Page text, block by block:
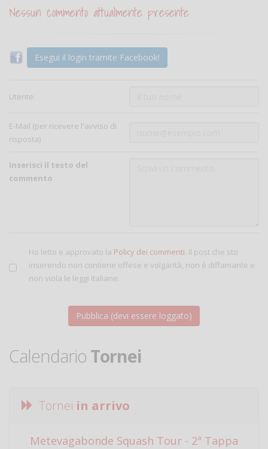
Nessun commento attualmente presente
Esegui il login tramite Facebook!
Utente:
E-Mail (per ricevere l'avviso di
risposta)
Inserisci il testo del
commento
Ho letto e approvato la Policy dei commenti. Il post che sto
inserendo non contiene offese e volgarità, non è diffamante e
non viola le leggi italiane.
Calendario Tornei
Tornei in arrivo
Metevagabonde Squash Tour - 2ª Tappa